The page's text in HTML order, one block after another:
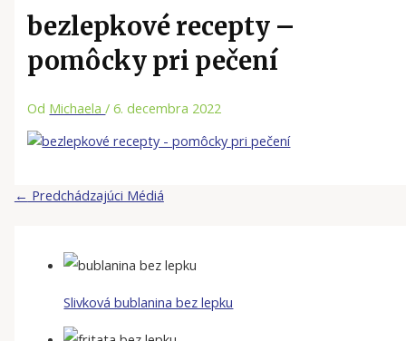
bezlepkové recepty –
pomôcky pri pečení
Od Michaela/6. decembra 2022
← Predchádzajúci Médiá
Slivková bublanina bez lepku